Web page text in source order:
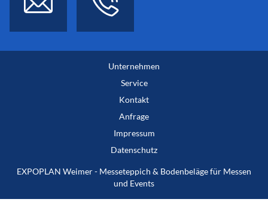
Unternehmen
Service
Kontakt
Anfrage
Impressum
Datenschutz
EXPOPLAN Weimer - Messeteppich & Bodenbeläge für Messen
und Events